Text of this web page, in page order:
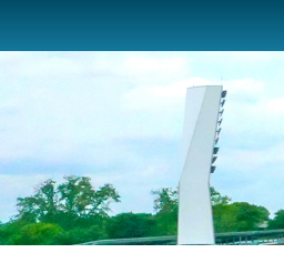
to
main
content